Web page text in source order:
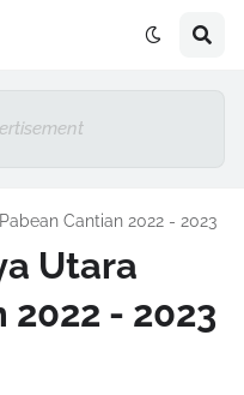
Cantian 2022 - 2023
Utara
2022 - 2023